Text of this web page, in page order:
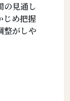
の見通し
じめ把握
整がしや